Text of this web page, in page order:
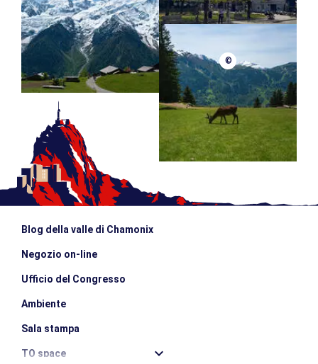
©
Blog della valle di Chamonix
Negozio on-line
Ufficio del Congresso
Ambiente
Sala stampa
TO space